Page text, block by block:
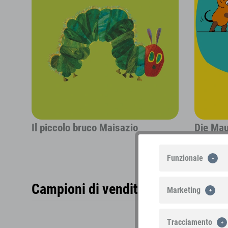
Il piccolo bruco Maisazio Die
Campioni di vendite della
Funzionale
Marketing
Tracciamento